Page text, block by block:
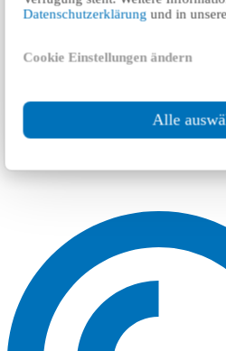
Datenschutzerklärung und in
Cookie Einstellungen ändern
Alle